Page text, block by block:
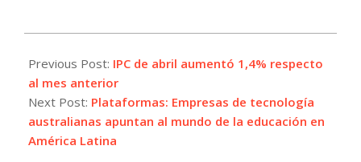
05-
06
Previous Post: IPC de abril aumentó 1,4% respecto
al mes anterior
Next Post: Plataformas: Empresas de tecnología
australianas apuntan al mundo de la educación en
América Latina